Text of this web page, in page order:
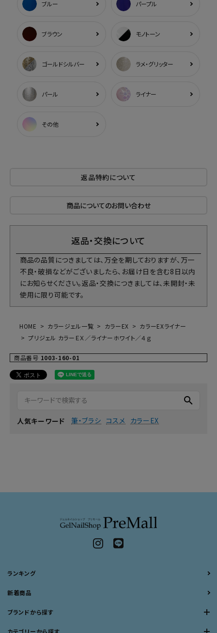
ブルー パープル
ブラウン モノトーン
ゴールドシルバー ラメ・グリッター
パール ライナー
その他
返品特約について
商品についてのお問い合わせ
返品・交換について
商品の品質につきましては、万全を期しておりますが、万一
不良・破損などがございましたら、お届け日を含む8日以内
にお知らせください。返品・交換につきましては、未開封・未
使用に限り可能です。
HOME カラージェル一覧 カラーEX
カラーEXライナー
プリジェル カラーＥＸ／ライナーホワイト／４ｇ
商品番号 1003-160-01
search
人気キーワード 筆・ブラシ コスメ カラーEX
ランキング
新着商品
ブランドから探す
カテゴリーから探す